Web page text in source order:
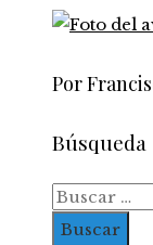
Por
Búsqueda
Buscar: